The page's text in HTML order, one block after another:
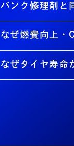
パンク修理剤と
なぜ燃費向上・
なぜタイヤ寿命